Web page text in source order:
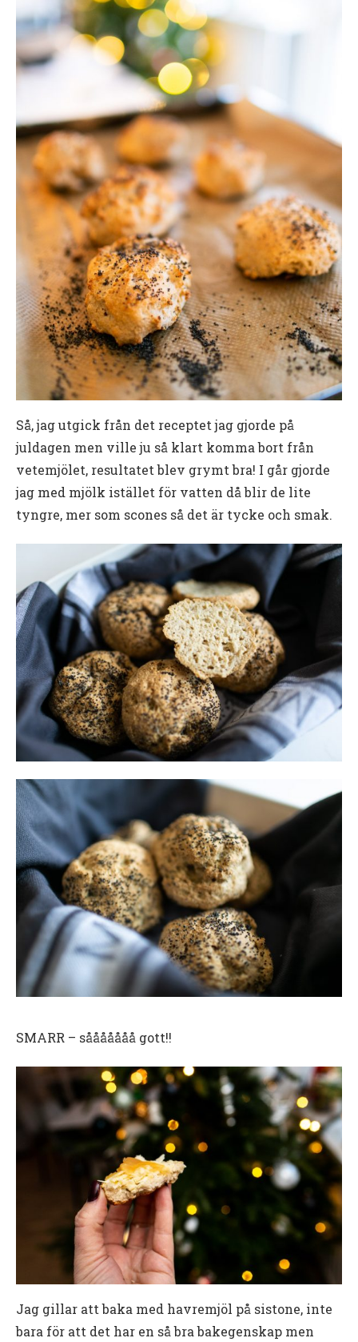
Så, jag utgick från det receptet jag gjorde på
juldagen men ville ju så klart komma bort från
vetemjölet, resultatet blev grymt bra! I går gjorde
jag med mjölk istället för vatten då blir de lite
tyngre, mer som scones så det är tycke och smak.
SMARR – sååååååå gott!!
Jag gillar att baka med havremjöl på sistone, inte
bara för att det har en så bra bakegenskap men